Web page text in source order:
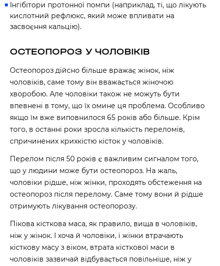
Інгібітори протонної помпи (наприклад, ті, що лікують
кислотний рефлюкс, який може впливати на
засвоєння кальцію).
ОСТЕОПОРОЗ У ЧОЛОВІКІВ
Остеопороз дійсно більше вражає жінок, ніж
чоловіків, саме тому він вважається жіночою
хворобою. Але чоловіки також не можуть бути
впевнені в тому, що їх омине ця проблема. Особливо
якщо їм вже виповнилося 65 років або більше. Крім
того, в останні роки зросла кількість переломів,
спричинених крихкістю кісток у чоловіків.
Перелом після 50 років є важливим сигналом того,
що у людини може бути остеопороз. На жаль,
чоловіки рідше, ніж жінки, проходять обстеження на
остеопороз після перелому. Саме тому вони й рідше
отримують лікування остеопорозу.
Пікова кісткова маса, як правило, вища в чоловіків,
ніж у жінок. І хоча й чоловіки, і жінки втрачають
кісткову масу з віком, втрата кісткової маси в
чоловіків зазвичай відбувається повільніше, ніж у